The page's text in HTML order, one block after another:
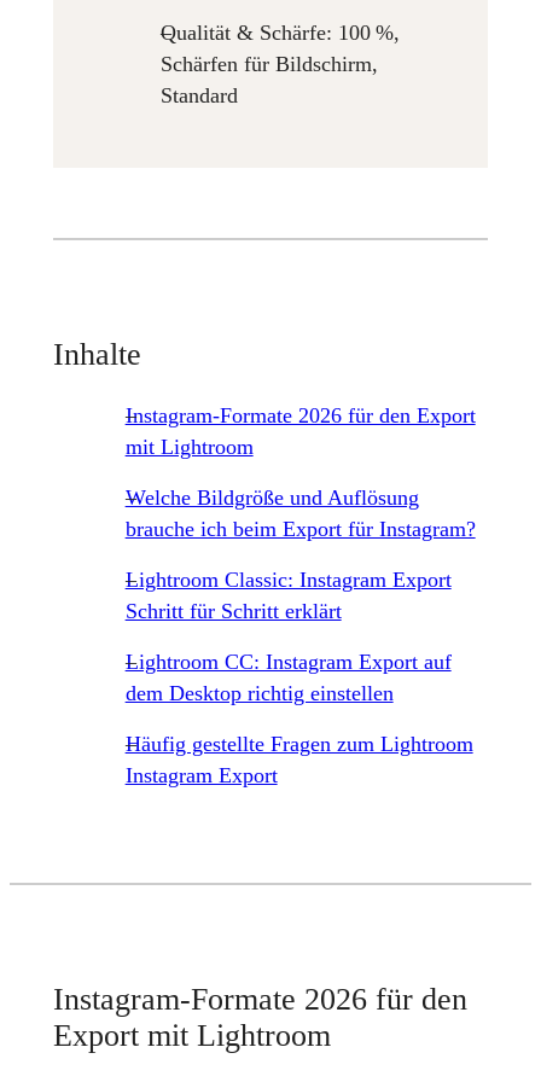
Qualität & Schärfe: 100 %,
Schärfen für Bildschirm,
Standard
Inhalte
Instagram-Formate 2026 für den Export
mit Lightroom
Welche Bildgröße und Auflösung
brauche ich beim Export für Instagram?
Lightroom Classic: Instagram Export
Schritt für Schritt erklärt
Lightroom CC: Instagram Export auf
dem Desktop richtig einstellen
Häufig gestellte Fragen zum Lightroom
Instagram Export
Instagram-Formate 2026 für den
Export mit Lightroom